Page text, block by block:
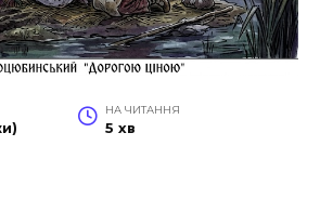
НА ЧИТАННЯ
5 хв